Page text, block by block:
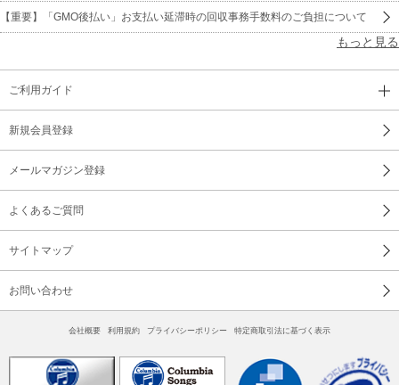
【重要】「GMO後払い」お支払い延滞時の回収事務手数料のご負担について
もっと見る
ご利用ガイド
新規会員登録
メールマガジン登録
よくあるご質問
サイトマップ
お問い合わせ
会社概要 利用規約 プライバシーポリシー 特定商取引法に基づく表示